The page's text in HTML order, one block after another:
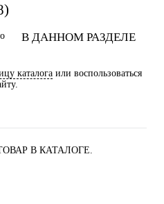
В ДАННОМ РАЗДЕЛЕ
каталога или воспользоваться
В КАТАЛОГЕ.